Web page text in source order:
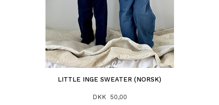
LITTLE INGE SWEATER (NORSK)
DKK 50,00